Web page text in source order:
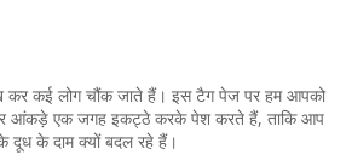
कर कई लोग चौंक जाते हैं। इस टैग पेज पर हम आपको
आंकड़े एक जगह इकट्ठे करके पेश करते हैं, ताकि आप
के दाम क्यों बदल रहे हैं।